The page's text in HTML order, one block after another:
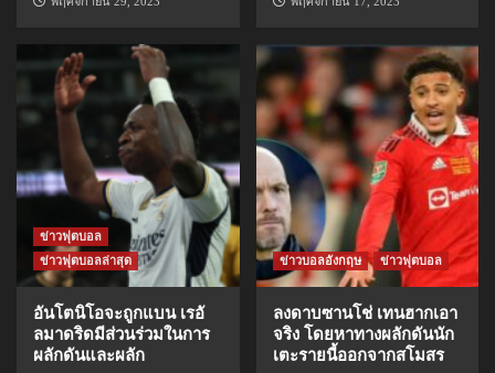
ข่าวฟุตบอล
ข่าวฟุตบอลล่าสุด
อันโตนิโอจะถูกแบน เรอั
ลมาดริดมีส่วนร่วมในการ
ผลักดันและผลัก
ข่าวบอลอังกฤษ ข่าวฟุตบอล
ลงดาบซานโช่ เทนฮากเอา
จริง โดยหาทางผลักดันนัก
เตะรายนี้ออกจากสโมสร